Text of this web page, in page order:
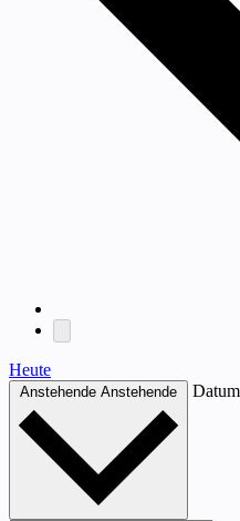
Heute
Anstehende Anstehende